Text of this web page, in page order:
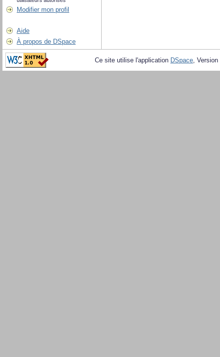
Modifier mon profil
Aide
À propos de DSpace
Ce site utilise l'application DSpace,